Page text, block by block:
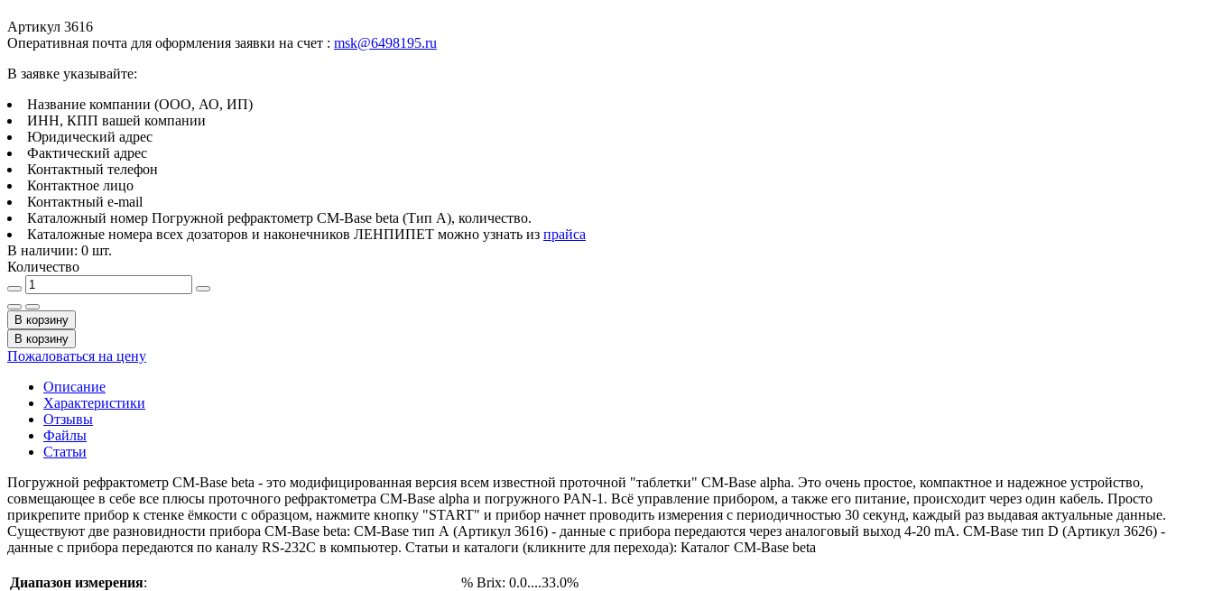
Артикул 3616
Оперативная почта для оформления заявки на счет : msk@6498195.ru
В заявке указывайте:
Название компании (ООО, АО, ИП)
ИНН, КПП вашей компании
Юридический адрес
Фактический адрес
Контактный телефон
Контактное лицо
Контактный e-mail
Каталожный номер Погружной рефрактометр CM-Base beta (Тип А), количество.
Каталожные номера всех дозаторов и наконечников ЛЕНПИПЕТ можно узнать из прайса
В наличии: 0 шт.
Количество
В корзину
В корзину
Пожаловаться на цену
Описание
Характеристики
Отзывы
Файлы
Статьи
Погружной рефрактометр CM-Base beta - это модифицированная версия всем известной проточной "таблетки" CM-Base alpha. Это очень простое, компактное и надежное устройство,
совмещающее в себе все плюсы проточного рефрактометра CM-Base alpha и погружного PAN-1. Всё управление прибором, а также его питание, происходит через один кабель. Просто
прикрепите прибор к стенке ёмкости с образцом, нажмите кнопку "START" и прибор начнет проводить измерения с периодичностью 30 секунд, каждый раз выдавая актуальные данные.
Существуют две разновидности прибора CM-Base beta: CM-Base тип А (Артикул 3616) - данные с прибора передаются через аналоговый выход 4-20 mA. CM-Base тип D (Артикул 3626) -
данные с прибора передаются по каналу RS-232C в компьютер. Статьи и каталоги (кликните для перехода): Каталог CM-Base beta
Диапазон измерения:
% Brix: 0.0....33.0%